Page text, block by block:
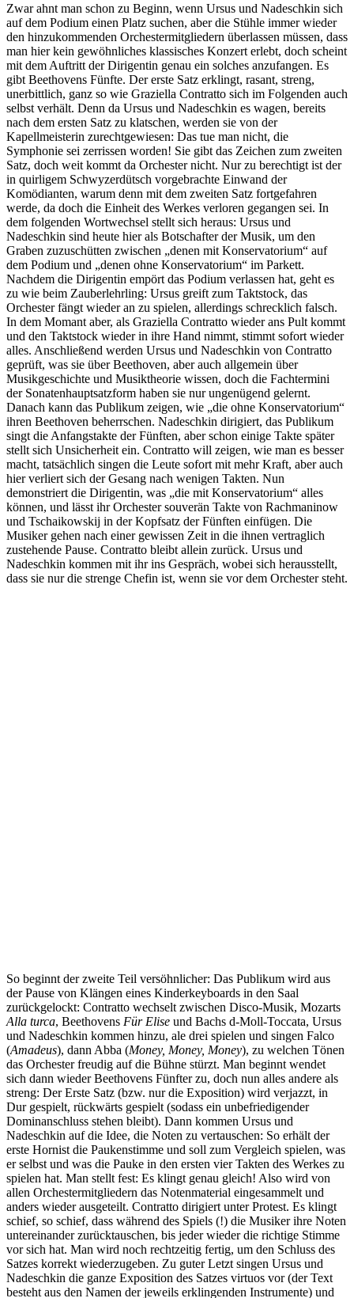
Zwar ahnt man schon zu Beginn, wenn Ursus und Nadeschkin sich
auf dem Podium einen Platz suchen, aber die Stühle immer wieder
den hinzukommenden Orchestermitgliedern überlassen müssen, dass
man hier kein gewöhnliches klassisches Konzert erlebt, doch scheint
mit dem Auftritt der Dirigentin genau ein solches anzufangen. Es
gibt Beethovens Fünfte. Der erste Satz erklingt, rasant, streng,
unerbittlich, ganz so wie Graziella Contratto sich im Folgenden auch
selbst verhält. Denn da Ursus und Nadeschkin es wagen, bereits
nach dem ersten Satz zu klatschen, werden sie von der
Kapellmeisterin zurechtgewiesen: Das tue man nicht, die
Symphonie sei zerrissen worden! Sie gibt das Zeichen zum zweiten
Satz, doch weit kommt da Orchester nicht. Nur zu berechtigt ist der
in quirligem Schwyzerdütsch vorgebrachte Einwand der
Komödianten, warum denn mit dem zweiten Satz fortgefahren
werde, da doch die Einheit des Werkes verloren gegangen sei. In
dem folgenden Wortwechsel stellt sich heraus: Ursus und
Nadeschkin sind heute hier als Botschafter der Musik, um den
Graben zuzuschütten zwischen „denen mit Konservatorium“ auf
dem Podium und „denen ohne Konservatorium“ im Parkett.
Nachdem die Dirigentin empört das Podium verlassen hat, geht es
zu wie beim Zauberlehrling: Ursus greift zum Taktstock, das
Orchester fängt wieder an zu spielen, allerdings schrecklich falsch.
In dem Momant aber, als Graziella Contratto wieder ans Pult kommt
und den Taktstock wieder in ihre Hand nimmt, stimmt sofort wieder
alles. Anschließend werden Ursus und Nadeschkin von Contratto
geprüft, was sie über Beethoven, aber auch allgemein über
Musikgeschichte und Musiktheorie wissen, doch die Fachtermini
der Sonatenhauptsatzform haben sie nur ungenügend gelernt.
Danach kann das Publikum zeigen, wie „die ohne Konservatorium“
ihren Beethoven beherrschen. Nadeschkin dirigiert, das Publikum
singt die Anfangstakte der Fünften, aber schon einige Takte später
stellt sich Unsicherheit ein. Contratto will zeigen, wie man es besser
macht, tatsächlich singen die Leute sofort mit mehr Kraft, aber auch
hier verliert sich der Gesang nach wenigen Takten. Nun
demonstriert die Dirigentin, was „die mit Konservatorium“ alles
können, und lässt ihr Orchester souverän Takte von Rachmaninow
und Tschaikowskij in der Kopfsatz der Fünften einfügen. Die
Musiker gehen nach einer gewissen Zeit in die ihnen vertraglich
zustehende Pause. Contratto bleibt allein zurück. Ursus und
Nadeschkin kommen mit ihr ins Gespräch, wobei sich herausstellt,
dass sie nur die strenge Chefin ist, wenn sie vor dem Orchester steht.
So beginnt der zweite Teil versöhnlicher: Das Publikum wird aus
der Pause von Klängen eines Kinderkeyboards in den Saal
zurückgelockt: Contratto wechselt zwischen Disco-Musik, Mozarts
Alla turca, Beethovens Für Elise und Bachs d-Moll-Toccata, Ursus
und Nadeschkin kommen hinzu, ale drei spielen und singen Falco
(Amadeus), dann Abba (Money, Money, Money), zu welchen Tönen
das Orchester freudig auf die Bühne stürzt. Man beginnt wendet
sich dann wieder Beethovens Fünfter zu, doch nun alles andere als
streng: Der Erste Satz (bzw. nur die Exposition) wird verjazzt, in
Dur gespielt, rückwärts gespielt (sodass ein unbefriedigender
Dominanschluss stehen bleibt). Dann kommen Ursus und
Nadeschkin auf die Idee, die Noten zu vertauschen: So erhält der
erste Hornist die Paukenstimme und soll zum Vergleich spielen, was
er selbst und was die Pauke in den ersten vier Takten des Werkes zu
spielen hat. Man stellt fest: Es klingt genau gleich! Also wird von
allen Orchestermitgliedern das Notenmaterial eingesammelt und
anders wieder ausgeteilt. Contratto dirigiert unter Protest. Es klingt
schief, so schief, dass während des Spiels (!) die Musiker ihre Noten
untereinander zurücktauschen, bis jeder wieder die richtige Stimme
vor sich hat. Man wird noch rechtzeitig fertig, um den Schluss des
Satzes korrekt wiederzugeben. Zu guter Letzt singen Ursus und
Nadeschkin die ganze Exposition des Satzes virtuos vor (der Text
besteht aus den Namen der jeweils erklingenden Instrumente) und